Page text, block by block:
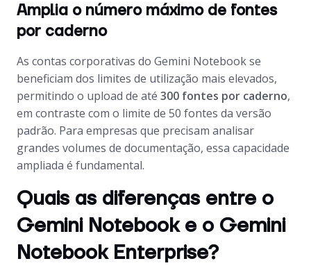
Amplia o número máximo de fontes
por caderno
As contas corporativas do Gemini Notebook se
beneficiam dos limites de utilização mais elevados,
permitindo o upload de até 300 fontes por caderno,
em contraste com o limite de 50 fontes da versão
padrão. Para empresas que precisam analisar
grandes volumes de documentação, essa capacidade
ampliada é fundamental.
Quais as diferenças entre o
Gemini Notebook e o Gemini
Notebook Enterprise?